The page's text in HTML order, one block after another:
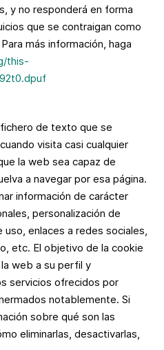
y no responderá en forma
que se contraigan como
más información, haga
this-
de texto que se
visita casi cualquier
la web sea capaz de
a navegar por esa página.
información de carácter
personalización de
enlaces a redes sociales,
etc. El objetivo de la cookie
web a su perfil y
servicios ofrecidos por
notablemente. Si
sobre qué son las
eliminarlas, desactivarlas,